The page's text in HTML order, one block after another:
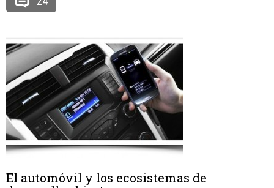
El automóvil y los ecosistemas de